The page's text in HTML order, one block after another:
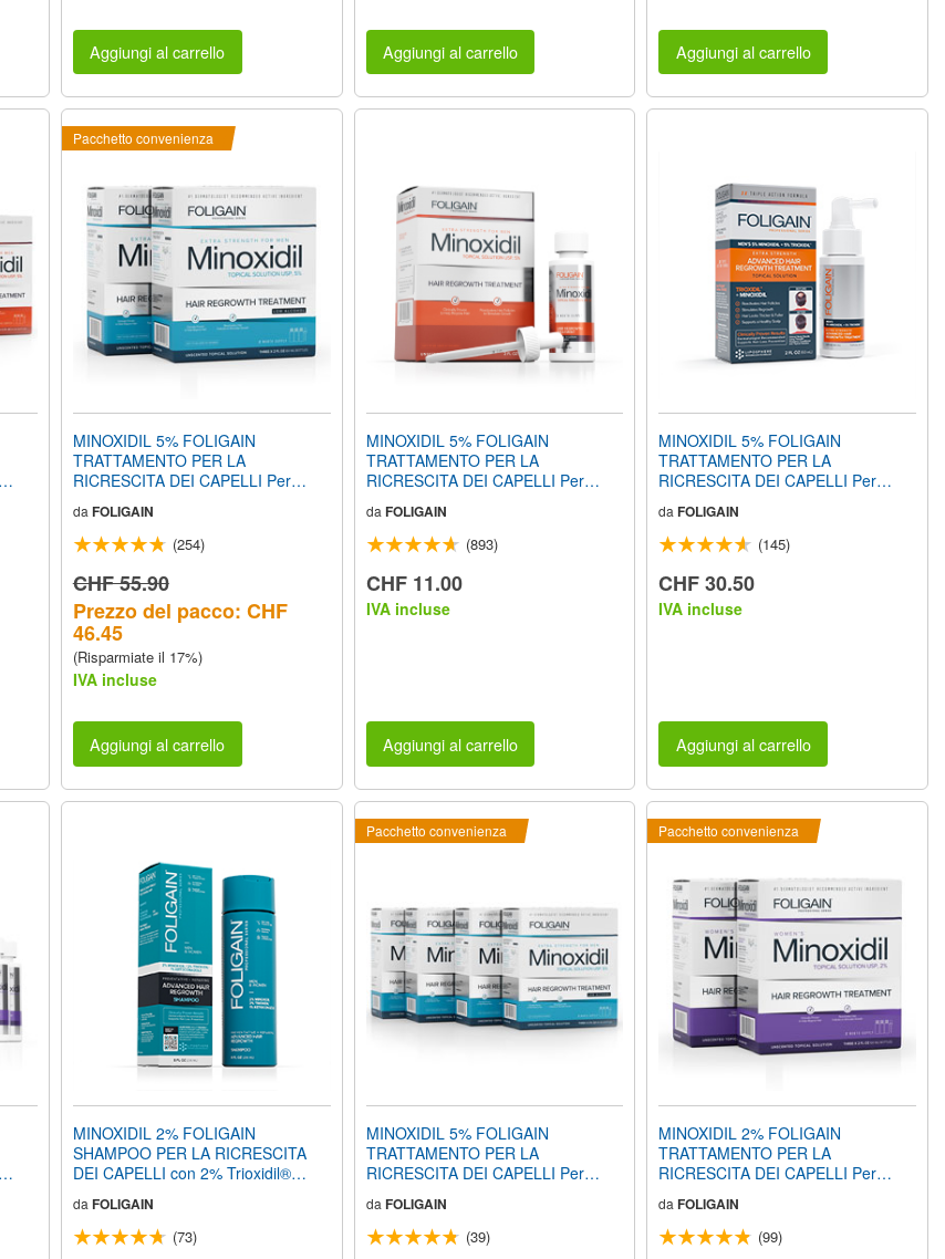
Aggiungi al carrello Aggiungi al carrello Aggiungi al carrello
Pacchetto convenienza
MINOXIDIL 5% FOLIGAIN
TRATTAMENTO PER LA
RICRESCITA DEI CAPELLI Per
di Alcool) (12 fl oz) 360ml Provvista
di 6 Mesi
daFOLIGAIN
(254)
CHF 55.90
Prezzo del pacco: CHF
46.45
(Risparmiate il 17%)
IVA incluse
Aggiungi al carrello
MINOXIDIL 5% FOLIGAIN
TRATTAMENTO PER LA
RICRESCITA DEI CAPELLI Per
Mese
da FOLIGAIN
(893)
CHF 11.00
IVA incluse
Aggiungi al carrello
MINOXIDIL 5% FOLIGAIN
TRATTAMENTO PER LA
RICRESCITA DEI CAPELLI Per
daFOLIGAIN
(145)
CHF 30.50
IVA incluse
Aggiungi al carrello
MINOXIDIL 2% FOLIGAIN
SHAMPOO PER LA RICRESCITA
DEI CAPELLI con 2% Trioxidil®
da FOLIGAIN
(73)
Pacchetto convenienza
MINOXIDIL 5% FOLIGAIN
TRATTAMENTO PER LA
RICRESCITA DEI CAPELLI Per
di Alcool) (24 fl oz) 720ml Provvista
di 12 Mesi
da FOLIGAIN
(39)
Pacchetto convenienza
MINOXIDIL 2% FOLIGAIN
TRATTAMENTO PER LA
RICRESCITA DEI CAPELLI Per
6 Mesi
da FOLIGAIN
(99)